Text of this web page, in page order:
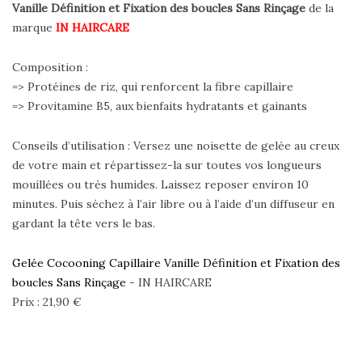
Vanille Définition et Fixation des boucles Sans Rinçage de la
marque IN HAIRCARE
Composition :
=> Protéines de riz, qui renforcent la fibre capillaire
=> Provitamine B5, aux bienfaits hydratants et gainants
Conseils d’utilisation : Versez une noisette de gelée au creux
de votre main et répartissez-la sur toutes vos longueurs
mouillées ou très humides. Laissez reposer environ 10
minutes. Puis séchez à l’air libre ou à l’aide d’un diffuseur en
gardant la tête vers le bas.
Gelée Cocooning Capillaire Vanille Définition et Fixation des
boucles Sans Rinçage - IN HAIRCARE
Prix : 21,90 €